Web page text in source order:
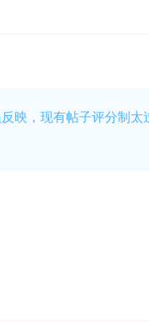
映，现有帖子评分制太